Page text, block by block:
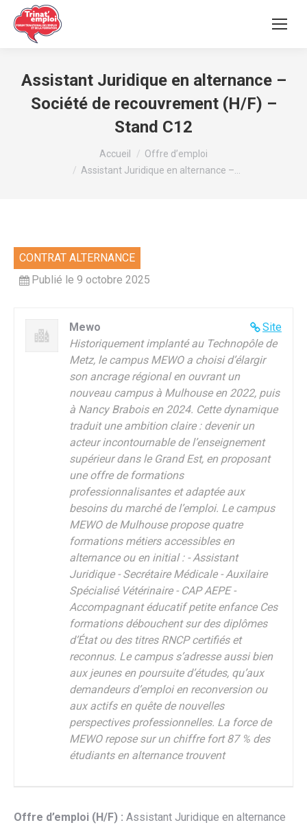
Assistant Juridique en alternance –
Société de recouvrement (H/F) –
Stand C12
Accueil
Offre d’emploi
Assistant Juridique en alternance –…
CONTRAT ALTERNANCE
Publié le 9 octobre 2025
Site
Mewo
Historiquement implanté au Technopôle de
Metz, le campus MEWO a choisi d’élargir
son ancrage régional en ouvrant un
nouveau campus à Mulhouse en 2022, puis
à Nancy Brabois en 2024. Cette dynamique
traduit une ambition claire : devenir un
acteur incontournable de l’enseignement
supérieur dans le Grand Est, en proposant
une offre de formations
professionnalisantes et adaptée aux
besoins du marché de l’emploi. Le campus
MEWO de Mulhouse propose quatre
formations métiers accessibles en
alternance ou en initial : - Assistant
Juridique - Secrétaire Médicale - Auxilaire
Spécialisé Vétérinaire - CAP AEPE -
Accompagnant éducatif petite enfance Ces
formations débouchent sur des diplômes
d’État ou des titres RNCP certifiés et
reconnus. Le campus s’adresse aussi bien
aux jeunes en poursuite d’études, qu’aux
demandeurs d’emploi en reconversion ou
aux actifs en quête de nouvelles
perspectives professionnelles. La force de
MEWO repose sur un chiffre fort 87 % des
étudiants en alternance trouvent
Offre d’emploi (H/F) : Assistant Juridique en alternance